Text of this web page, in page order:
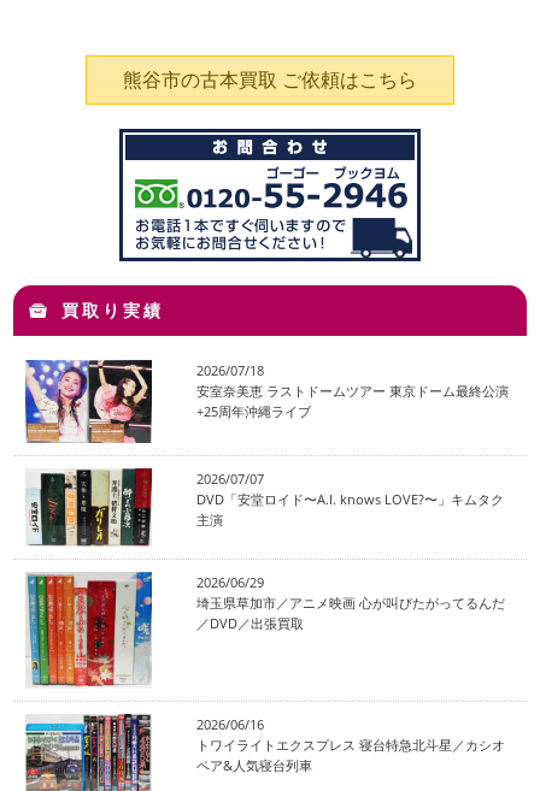
熊谷市の古本買取 ご依頼はこちら
買取り実績
2026/07/18
安室奈美恵 ラストドームツアー 東京ドーム最終公演
+25周年沖縄ライブ
2026/07/07
DVD「安堂ロイド〜A.I. knows LOVE?〜」キムタク
主演
2026/06/29
埼玉県草加市／アニメ映画 心が叫びたがってるんだ
／DVD／出張買取
2026/06/16
トワイライトエクスプレス 寝台特急北斗星／カシオ
ペア&人気寝台列車